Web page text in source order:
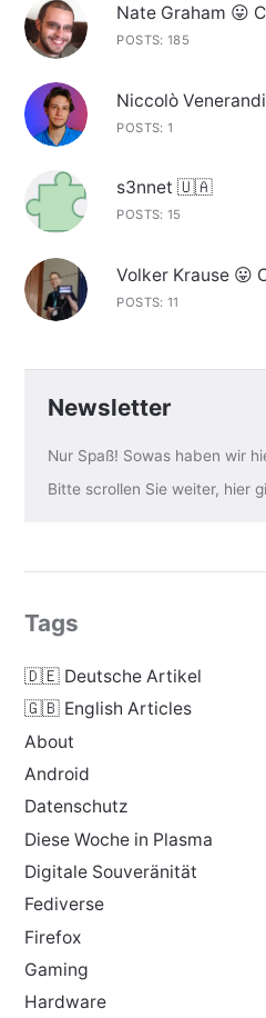
Nate Graham 😛
POSTS: 185
Niccolò Venerandi
POSTS: 1
s3nnet 🇺🇦
POSTS: 15
Volker Krause 😛
POSTS: 11
Newsletter
Nur Spaß! Sowas haben wir
Bitte scrollen Sie weiter, hier
Tags
🇩🇪 Deutsche Artikel
🇬🇧 English Articles
About
Android
Datenschutz
Diese Woche in Plasma
Digitale Souveränität
Fediverse
Firefox
Gaming
Hardware